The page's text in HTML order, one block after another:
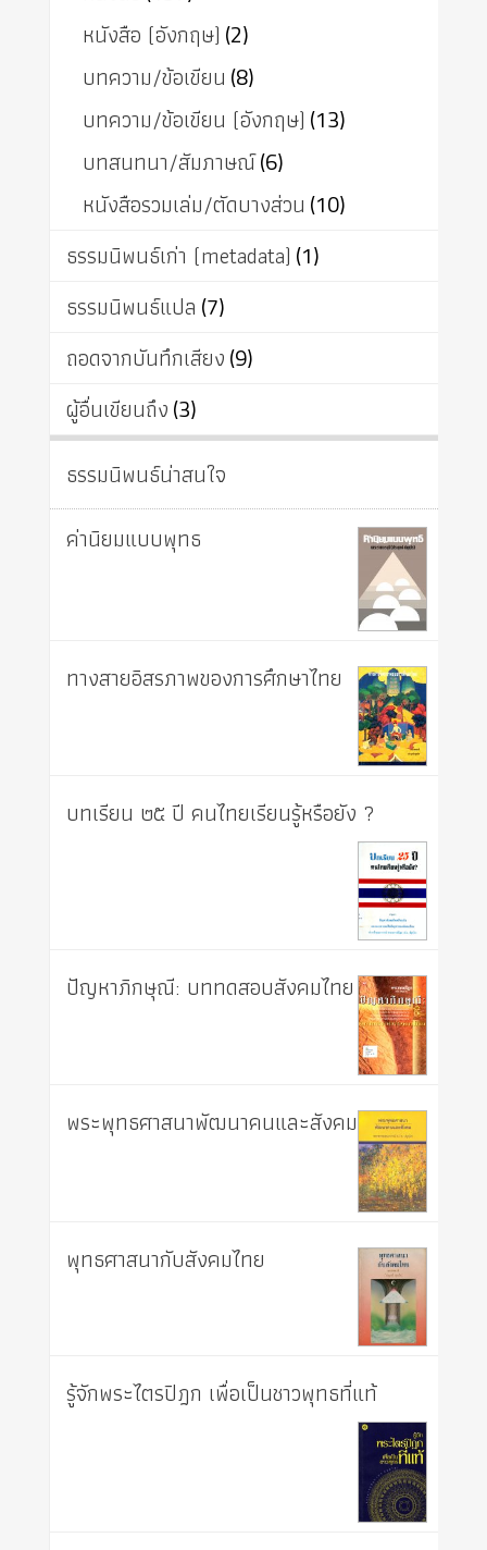
หนังสือ (อังกฤษ) (2)
บทความ/ข้อเขียน (8)
บทความ/ข้อเขียน (อังกฤษ) (13)
บทสนทนา/สัมภาษณ์(6)
หนังสือรวมเล่ม/ตัดบางส่วน (10)
ธรรมนิพนธ์เก่า (metadata) (1)
ธรรมนิพนธ์แปล (7)
ถอดจากบันทึกเสียง(9)
ผู้อื่นเขียนถึง(3)
ธรรมนิพนธ์น่าสนใจ
ค่านิยมแบบพุทธ
ทางสายอิสรภาพของการศึกษาไทย
บทเรียน ๒๕ ปี คนไทยเรียนรู้หรือยัง ?
ปัญหาภิกษุณี: บททดสอบสังคมไทย
พระพุทธศาสนาพัฒนาคนและสังคม
พุทธศาสนากับสังคมไทย
รู้จักพระไตรปิฎก เพื่อเป็นชาวพุทธที่แท้